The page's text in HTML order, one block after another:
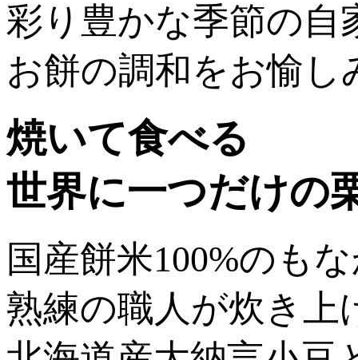
彩り豊かな季節の自
お餅の調和をお愉し
焼いて食べる
世界に一つだけの
国産餅米100%のも
熟練の職人が炊き上